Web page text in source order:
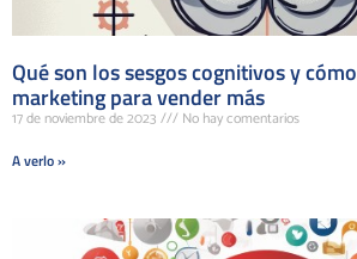
Qué son los sesgos cognitivos y
marketing para vender más
17 de noviembre de 2023
No hay comentarios
A verlo »